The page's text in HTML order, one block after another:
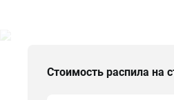
Стоимость распила